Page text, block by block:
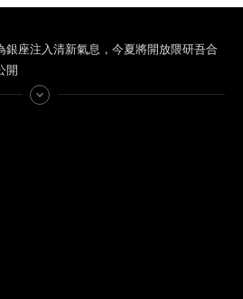
銀座注入清新氣息，今夏將開放隈研吾合
開